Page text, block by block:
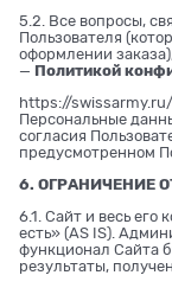
5.2. Все вопросы,
Пользователя
оформлении
— Политикой
https://
Персональные
согласия
предусмотренном
6. ОГРАНИЧЕНИЕ
6.1. Сайт и весь его
есть» (AS IS).
функционал Сайта
результаты,